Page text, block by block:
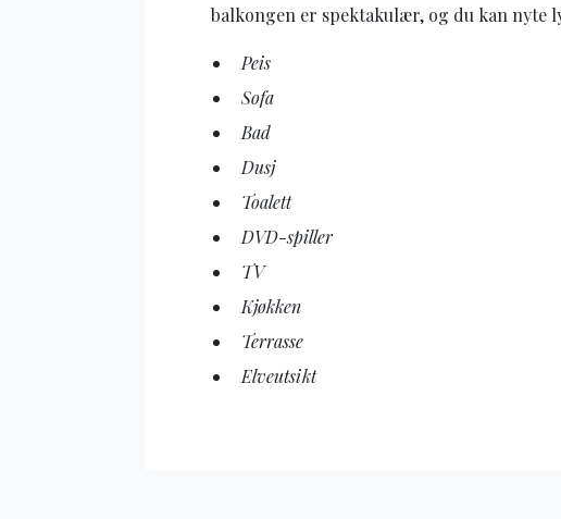
balkongen er spektakulær, og du kan nyte
Peis
Sofa
Bad
Dusj
Toalett
DVD-spiller
TV
Kjøkken
Terrasse
Elveutsikt